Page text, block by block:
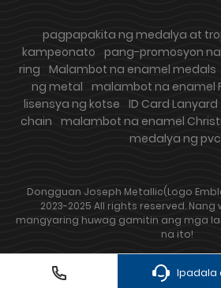
pagpapakita ng medalya at
kampeonato pang-promosyon
ring Malambot na enamel medals
ng metal malambot na enamel
lisensya ng kotse ID Card Lanyard
chain malambot na enamel
medalya ng pvc
Dongguan Joseph Metallic(Logo
2023-2025 All rights reserved.
mangyaring huwag gamitin ang mga
na ito!
Ipadala